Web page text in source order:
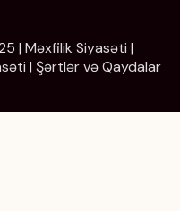
| Məxfilik Siyasəti |
| Şərtlər və Qaydalar